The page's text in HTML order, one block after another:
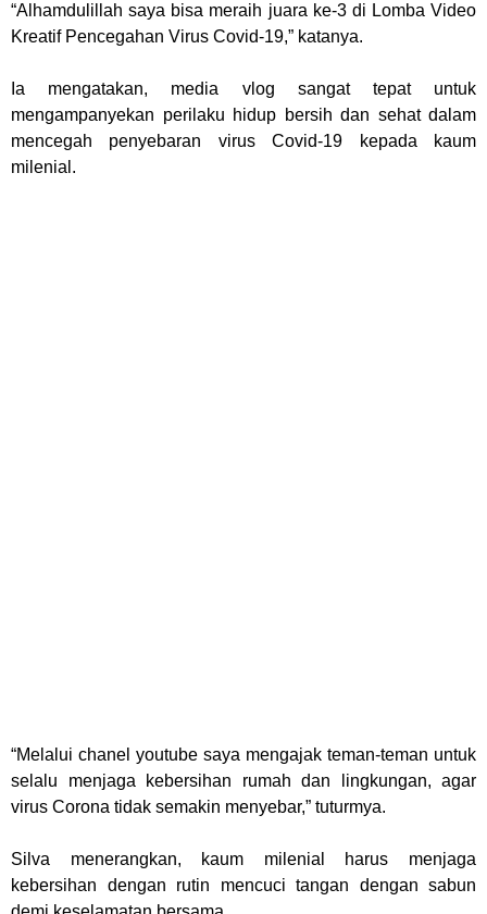
“Alhamdulillah saya bisa meraih juara ke-3 di Lomba Video
Kreatif Pencegahan Virus Covid-19,” katanya.
Ia mengatakan, media vlog sangat tepat untuk
mengampanyekan perilaku hidup bersih dan sehat dalam
mencegah penyebaran virus Covid-19 kepada kaum
milenial.
“Melalui chanel youtube saya mengajak teman-teman untuk
selalu menjaga kebersihan rumah dan lingkungan, agar
virus Corona tidak semakin menyebar,” tuturmya.
Silva menerangkan, kaum milenial harus menjaga
kebersihan dengan rutin mencuci tangan dengan sabun